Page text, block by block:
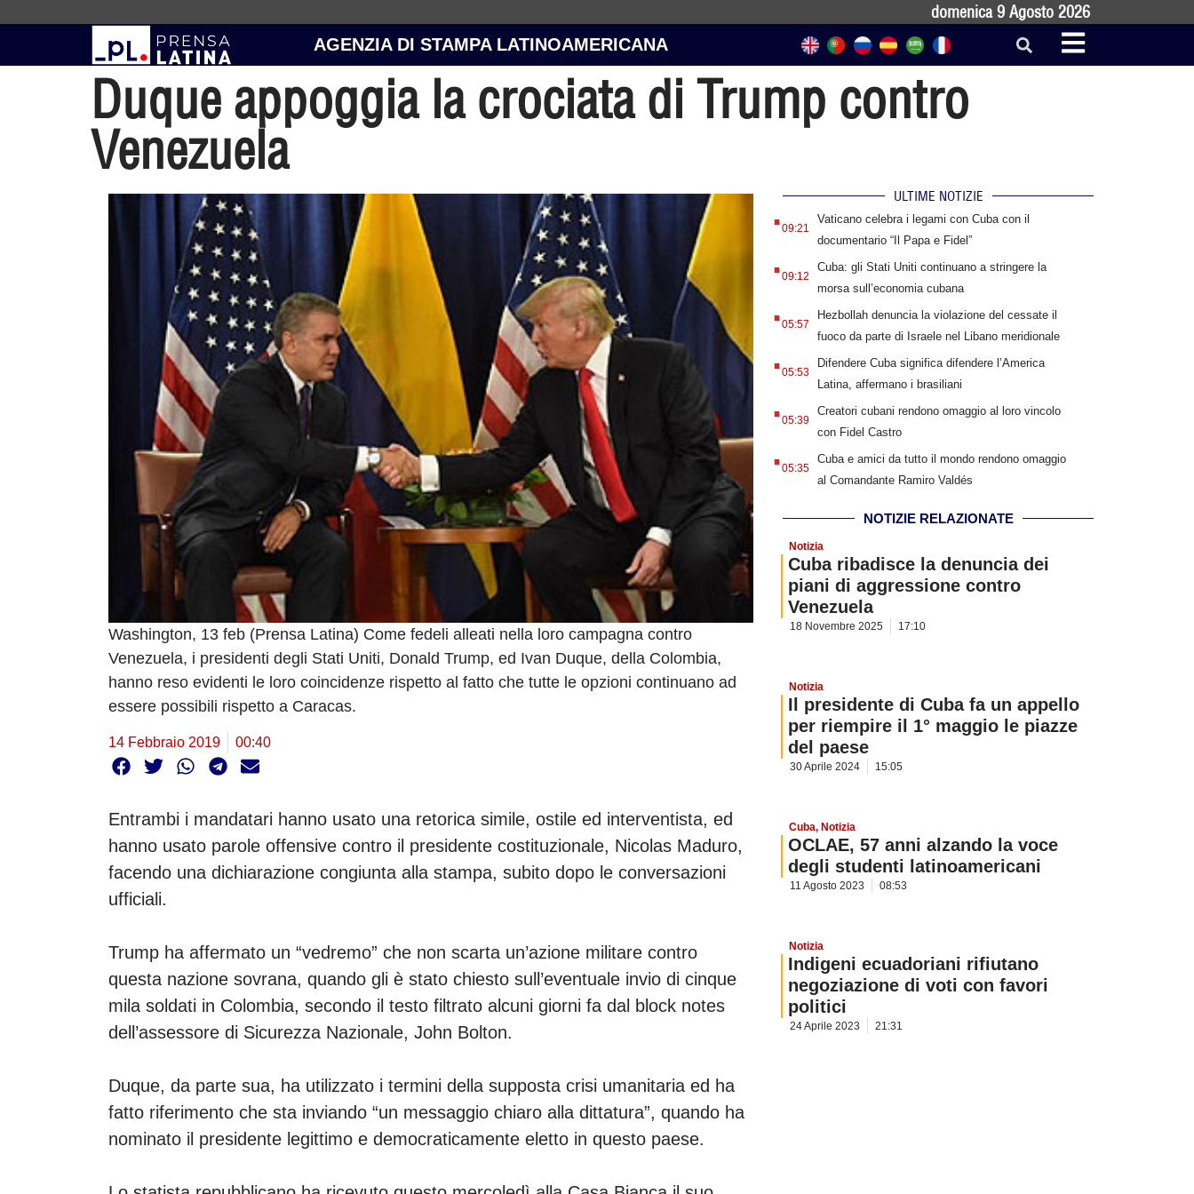
domenica 9 Agosto 2026
AGENZIA DI STAMPA LATINOAMERICANA
Duque appoggia la crociata di Trump contro
Venezuela
Washington, 13 feb (Prensa Latina) Come fedeli alleati nella loro campagna contro
Venezuela, i presidenti degli Stati Uniti, Donald Trump, ed Ivan Duque, della Colombia,
hanno reso evidenti le loro coincidenze rispetto al fatto che tutte le opzioni continuano ad
essere possibili rispetto a Caracas.
14 Febbraio 2019 00:40
Entrambi i mandatari hanno usato una retorica simile, ostile ed interventista, ed
hanno usato parole offensive contro il presidente costituzionale, Nicolas Maduro,
facendo una dichiarazione congiunta alla stampa, subito dopo le conversazioni
ufficiali.
Trump ha affermato un “vedremo” che non scarta un’azione militare contro
questa nazione sovrana, quando gli è stato chiesto sull’eventuale invio di cinque
mila soldati in Colombia, secondo il testo filtrato alcuni giorni fa dal block notes
dell’assessore di Sicurezza Nazionale, John Bolton.
Duque, da parte sua, ha utilizzato i termini della supposta crisi umanitaria ed ha
fatto riferimento che sta inviando “un messaggio chiaro alla dittatura”, quando ha
nominato il presidente legittimo e democraticamente eletto in questo paese.
ULTIME NOTIZIE
.09:21
Vaticano celebra i legami con Cuba con il
documentario “Il Papa e Fidel”
.09:12
Cuba: gli Stati Uniti continuano a stringere la
morsa sull’economia cubana
.05:57
Hezbollah denuncia la violazione del cessate il
fuoco da parte di Israele nel Libano meridionale
.05:53
Difendere Cuba significa difendere l’America
Latina, affermano i brasiliani
.05:39
Creatori cubani rendono omaggio al loro vincolo
con Fidel Castro
.05:35
Cuba e amici da tutto il mondo rendono omaggio
al Comandante Ramiro Valdés
NOTIZIE RELAZIONATE
Notizia
Cuba ribadisce la denuncia dei
piani di aggressione contro
Venezuela
18 Novembre 2025 17:10
Notizia
Il presidente di Cuba fa un appello
per riempire il 1° maggio le piazze
del paese
30 Aprile 2024 15:05
Cuba, Notizia
OCLAE, 57 anni alzando la voce
degli studenti latinoamericani
11 Agosto 2023 08:53
Notizia
Indigeni ecuadoriani rifiutano
negoziazione di voti con favori
politici
24 Aprile 2023 21:31